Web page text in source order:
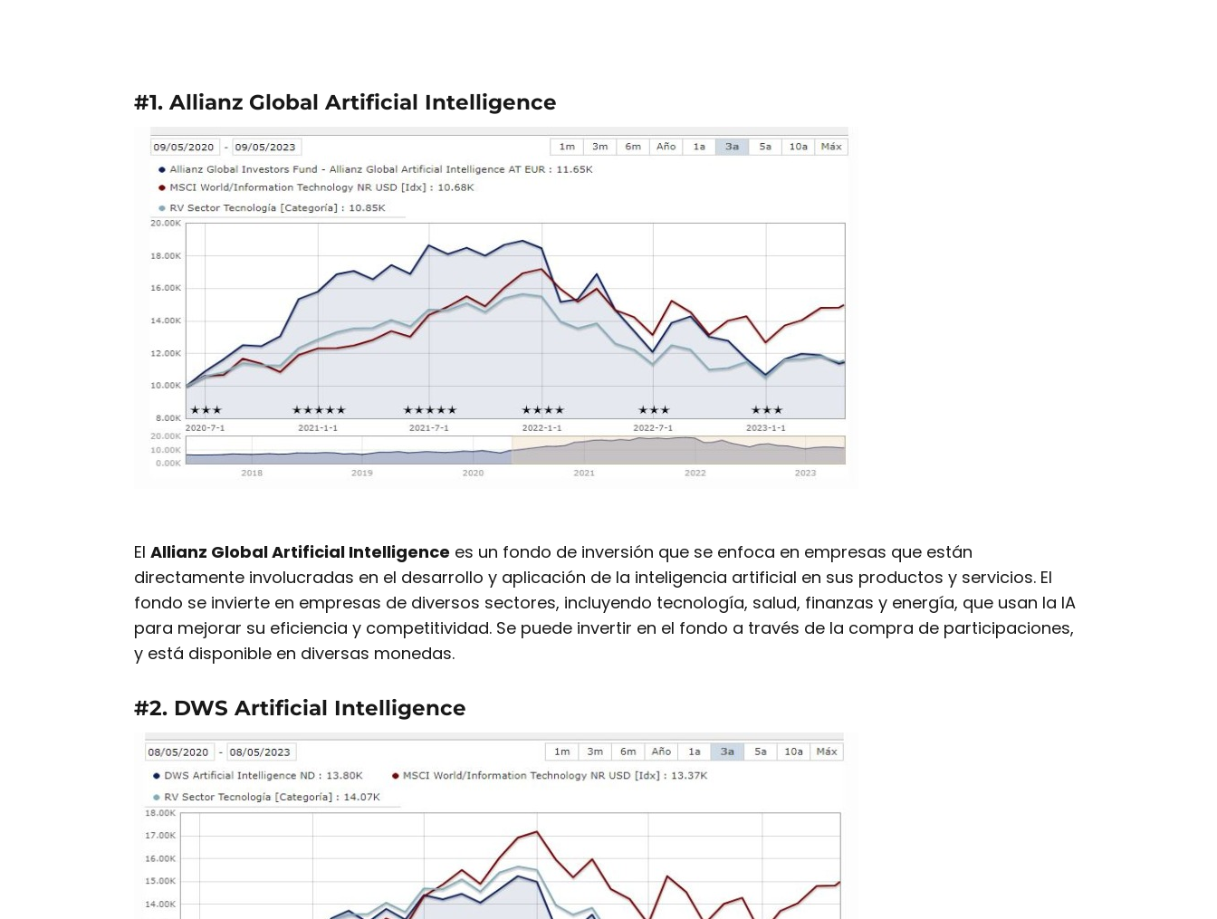
#1. Allianz Global Artificial Intelligence
El Allianz Global Artificial Intelligence es un fondo de inversión que se enfoca en empresas que están
directamente involucradas en el desarrollo y aplicación de la inteligencia artificial en sus productos y servicios. El
fondo se invierte en empresas de diversos sectores, incluyendo tecnología, salud, finanzas y energía, que usan la IA
para mejorar su eficiencia y competitividad. Se puede invertir en el fondo a través de la compra de participaciones,
y está disponible en diversas monedas.
#2. DWS Artificial Intelligence